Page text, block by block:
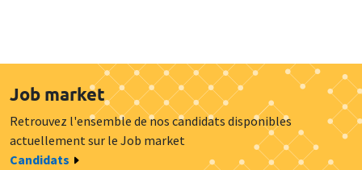
Job market
Retrouvez l'ensemble de nos candidats disponibles
actuellement sur le Job market
Candidats